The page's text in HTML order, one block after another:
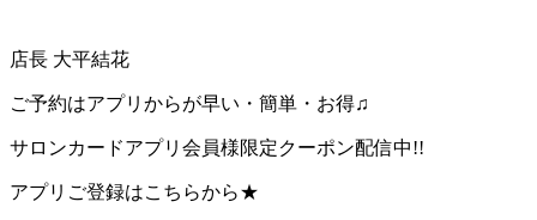
店長 大平結花
ご予約はアプリからが早い・簡単・お得♫
サロンカードアプリ会員様限定クーポン配信中!!
アプリご登録はこちらから★